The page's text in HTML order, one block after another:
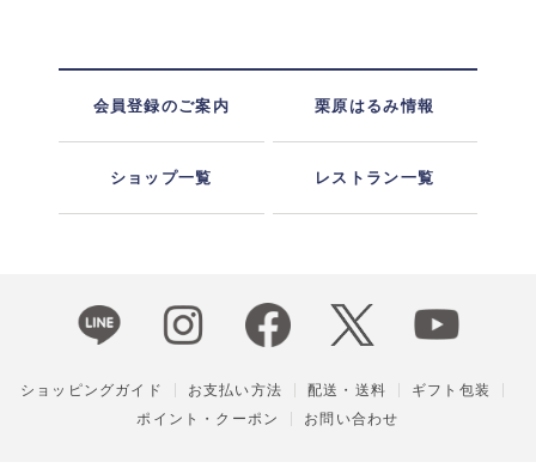
会員登録のご案内 栗原はるみ情報
ショップ一覧 レストラン一覧
ショッピングガイド お支払い方法 配送・送料
ギフト包装
ポイント・クーポン
お問い合わせ